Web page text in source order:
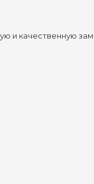
и качественную